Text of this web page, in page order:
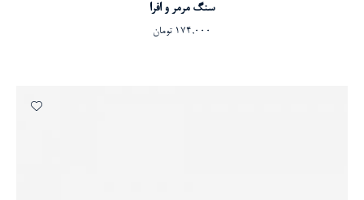
افزودن به سبد خرید
سنگ مرمر و افرا
174,000 تومان